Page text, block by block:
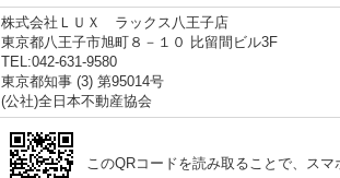
株式会社ＬＵＸ ラックス八王子店
東京都八王子市旭町８－１０ 比留間ビル3F
TEL:042-631-9580
東京都知事 (3) 第95014号
(公社)全日本不動産協会
このQRコードを読み取ることで、スマ